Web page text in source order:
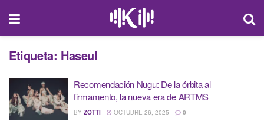
Etiqueta: Haseul
Recomendación Nugu: De la órbita al
firmamento, la nueva era de ARTMS
BY ZOTTI OCTUBRE 26, 2025 0